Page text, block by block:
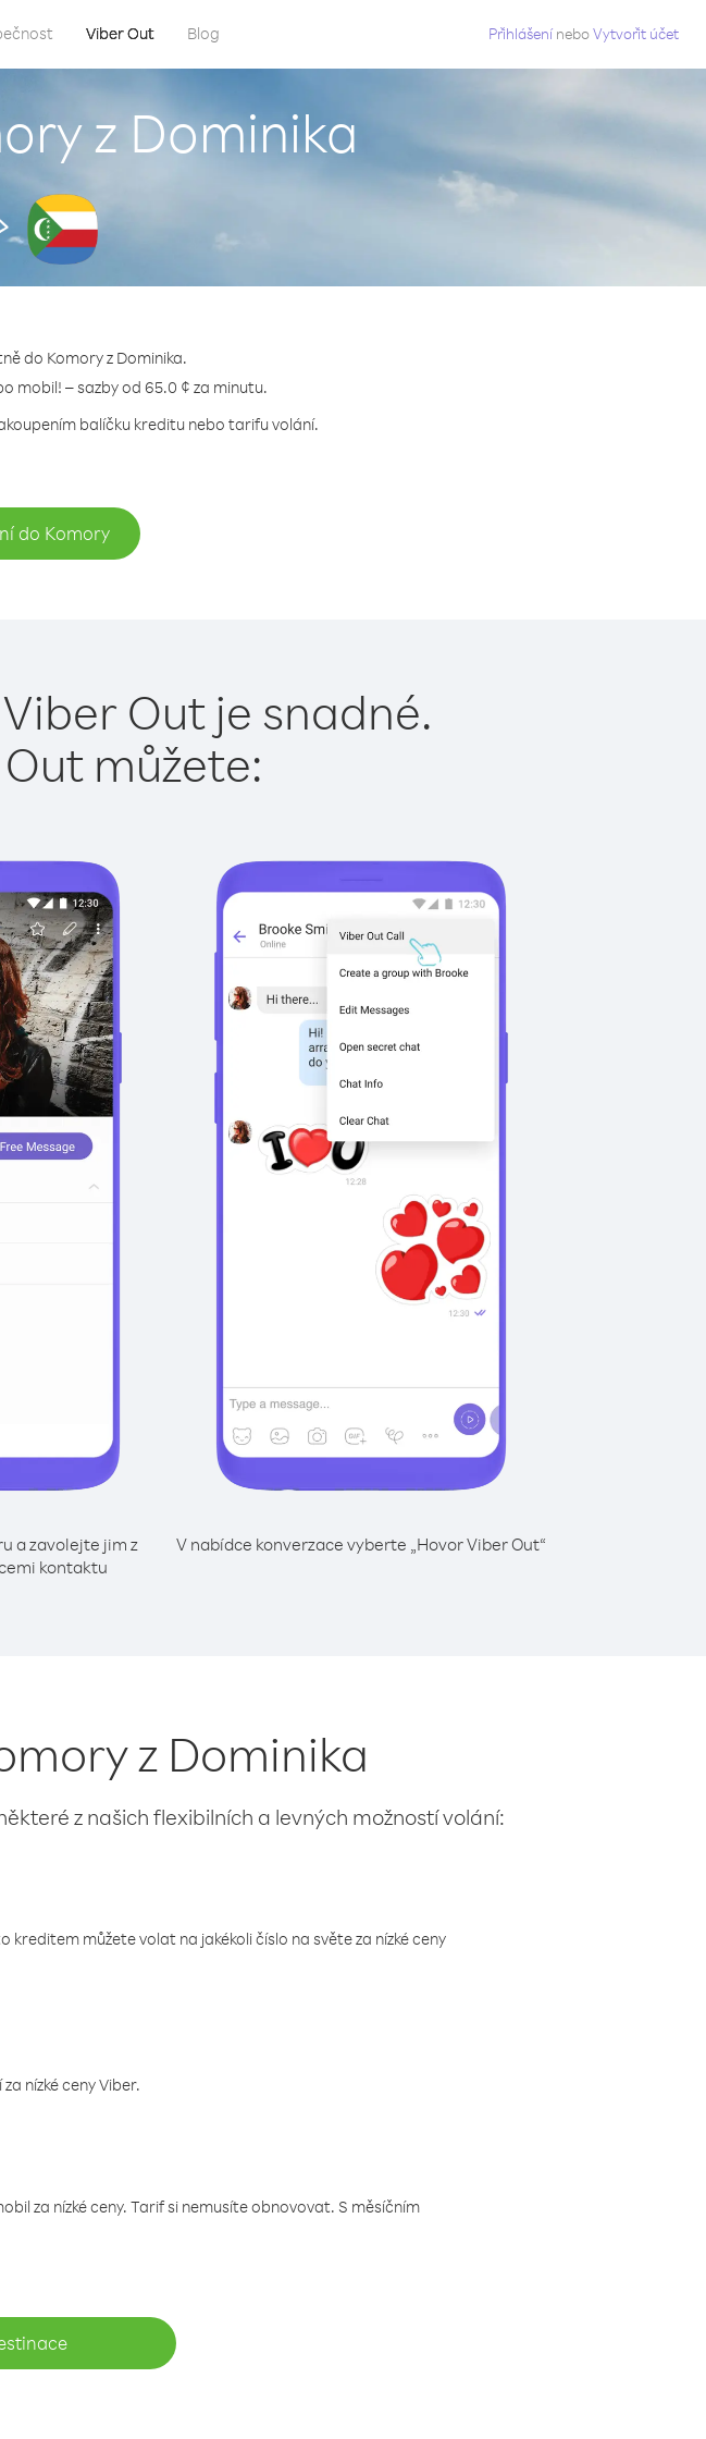
Viber Out Blog Přihlášení neboVytvořit účet
z Dominika
do Komory z Dominika.
mobil! – sazby od 65.0 ¢ za minutu.
balíčku kreditu nebo tarifu volání.
do Komory
Out je snadné.
můžete:
a zavolejte jim z
kontaktu
V nabídce konverzace vyberte „Hovor Viber Out“
z Dominika
z našich flexibilních a levných možností volání:
můžete volat na jakékoli číslo na světe za nízké ceny
nízké ceny Viber.
za nízké ceny. Tarif si nemusíte obnovovat. S měsíčním